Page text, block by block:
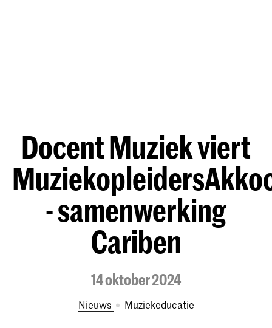
Docent Muziek viert
- samenwerking
Cariben
14 oktober 2024
Nieuws Muziekeducatie